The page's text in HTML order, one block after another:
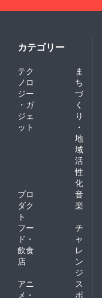
カテゴリー
テク
ノロ
ジー
・ガ
ジェ
ット
ま
ち
づ
く
り
・
地
域
活
性
化
プロ
ダク
ト
音
楽
フー
ド・
飲食
店
チ
ャ
レ
ン
ジ
アニ
メ・
ス
ポ